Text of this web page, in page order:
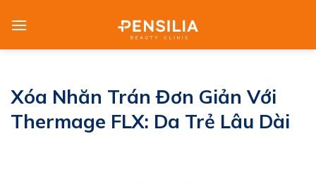
Xóa Nhăn Trán Đơn Giản Với
Thermage FLX: Da Trẻ Lâu Dài